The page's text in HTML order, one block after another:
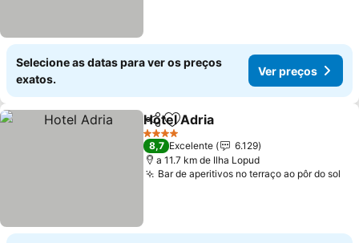
Selecione as datas para ver os preços
exatos.
Ver preços
PartilharAdicionar aos favoritos
Hotel Adria
4 Estrelas
8,7 Excelente
6.129
a 11.7 km de Ilha Lopud
Bar de aperitivos no terraço ao pôr do sol